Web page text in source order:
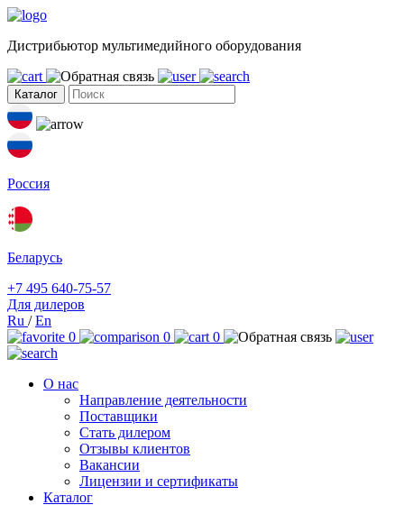
Дистрибьютор мультимедийного оборудования
Каталог
Россия
Беларусь
+7 495 640-75-57
Для дилеров
Ru /En
0
0 0
О нас
Направление деятельности
Поставщики
Стать дилером
Отзывы клиентов
Вакансии
Лицензии и сертификаты
Каталог